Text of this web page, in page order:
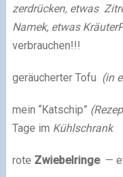
zerdrücken, etwas
Namek, etwas
verbrauchen!!!
geräucherter Tofu (in
mein “Katschip”
Tage im Kühlschrank
rote Zwiebelringe—